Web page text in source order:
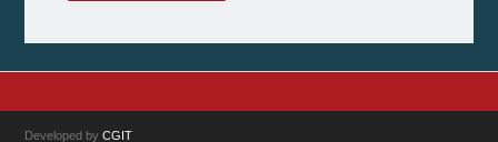
Developed by CGIT